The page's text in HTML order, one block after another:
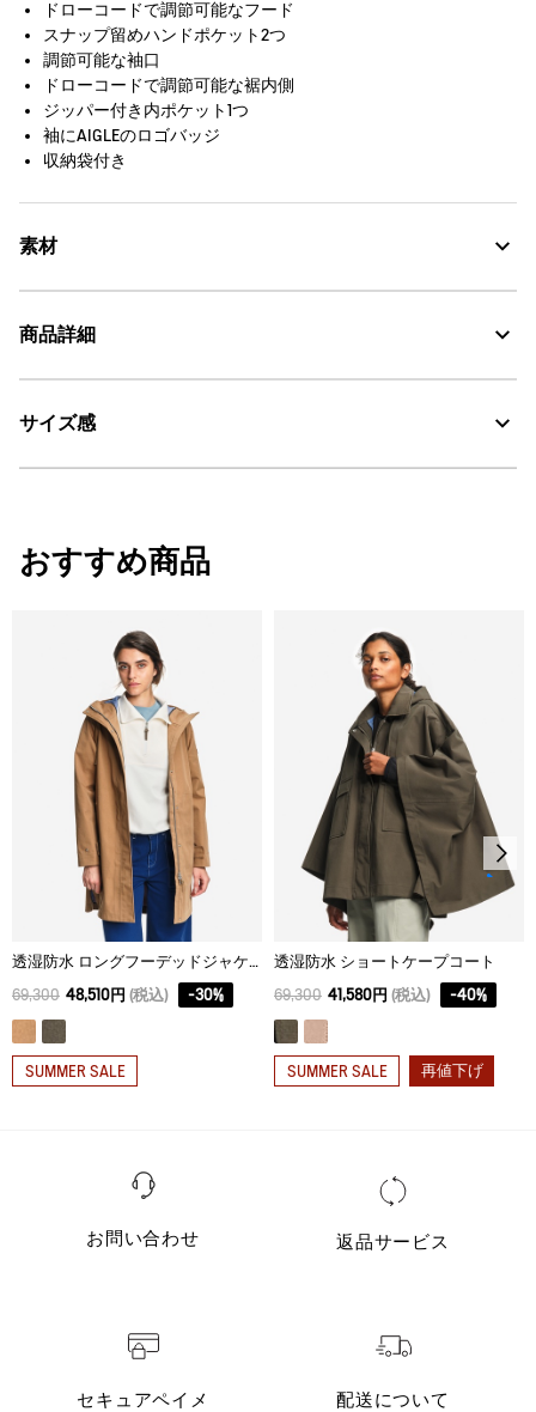
ドローコードで調節可能なフード
スナップ留めハンドポケット2つ
調節可能な袖口
ドローコードで調節可能な裾内側
ジッパー付き内ポケット1つ
袖にAIGLEのロゴバッジ
収納袋付き
素材
AIGLE for tomorrow
商品詳細
・色：レ（ホワイト） (003)
サイズ感
サイズ
62.9
65
38 67.1
40 69.2
42 71.3
44 73.4 47.5
おすすめ商品
透湿防水 ロングフーデッドジャケット
69,300 48,510円 (税込) -30%
SUMMER SALE
透湿防水 ショートケープコート
69,300 41,580円 (税込) -40%
SUMMER SALE 再値下げ
お問い合わせ 返品サービス
セキュアペイメ
配送について